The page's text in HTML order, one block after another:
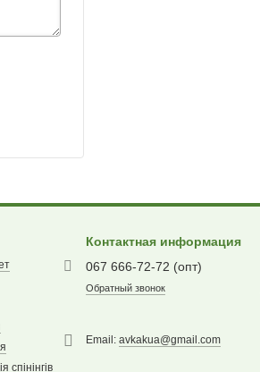
спінінгів
Контактная информация
067 666-72-72 (опт)
Обратный звонок
Email:avkakua@gmail.com